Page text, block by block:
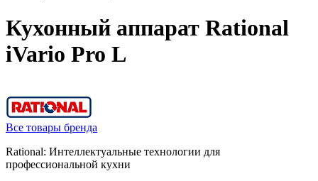
Кухонный аппарат Rational
iVario Pro L
Все товары бренда
Rational: Интеллектуальные технологии для
профессиональной кухни